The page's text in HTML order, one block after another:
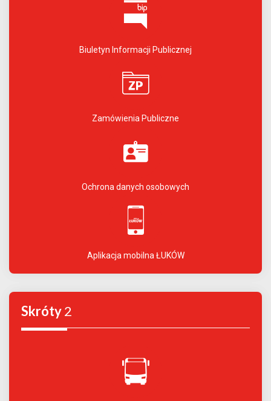
Biuletyn Informacji Publicznej
Zamówienia Publiczne
Ochrona danych osobowych
Aplikacja mobilna ŁUKÓW
Skróty2